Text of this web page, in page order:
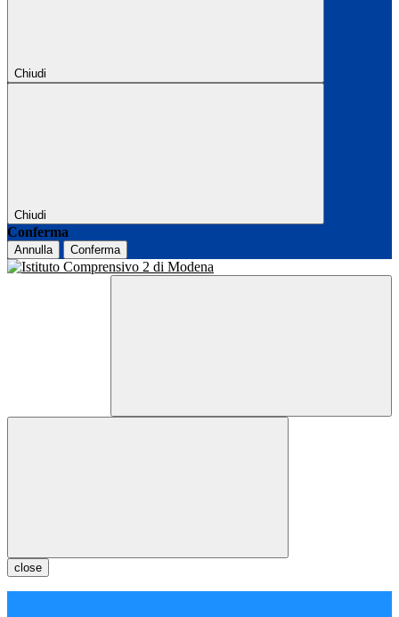
Chiudi
Chiudi
Conferma
Annulla Conferma
close